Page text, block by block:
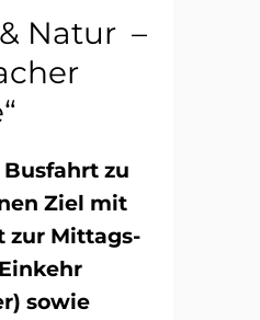
Natur –
zu
Ziel mit
zur Mittags-
sowie